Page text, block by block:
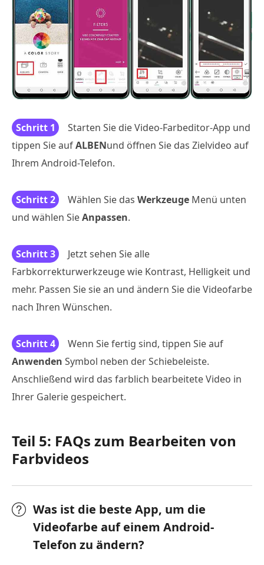
Schritt 1
Starten Sie die Video-Farbeditor-App und
tippen Sie aufALBENund öffnen Sie das Zielvideo auf
Ihrem Android-Telefon.
Schritt 2 Wählen Sie das Werkzeuge Menü unten
und wählen SieAnpassen.
Schritt 3
Jetzt sehen Sie alle
Farbkorrekturwerkzeuge wie Kontrast, Helligkeit und
mehr. Passen Sie sie an und ändern Sie die Videofarbe
nach Ihren Wünschen.
Schritt 4
Wenn Sie fertig sind, tippen Sie auf
Anwenden Symbol neben der Schiebeleiste.
Anschließend wird das farblich bearbeitete Video in
Ihrer Galerie gespeichert.
Teil 5: FAQs zum Bearbeiten von
Farbvideos
Was ist die beste App, um die
Videofarbe auf einem Android-
Telefon zu ändern?